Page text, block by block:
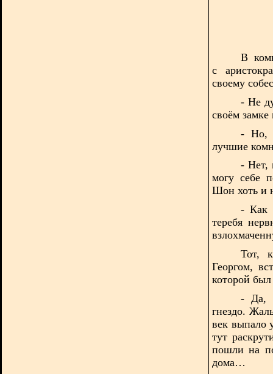
В
с
своему
- Не
своём
- Но,
лучшие
- Нет,
могу себе
Шон хоть и
- Как
теребя
Тот,
Георгом,
которой
- Да,
гнездо.
век выпало
тут
пошли на
дома…